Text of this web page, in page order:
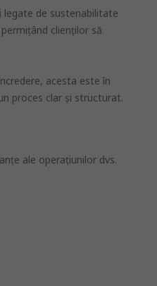
de sustenabilitate
clienţilor să
acesta este în
proces clar şi structurat.
ale operaţiunilor dvs.